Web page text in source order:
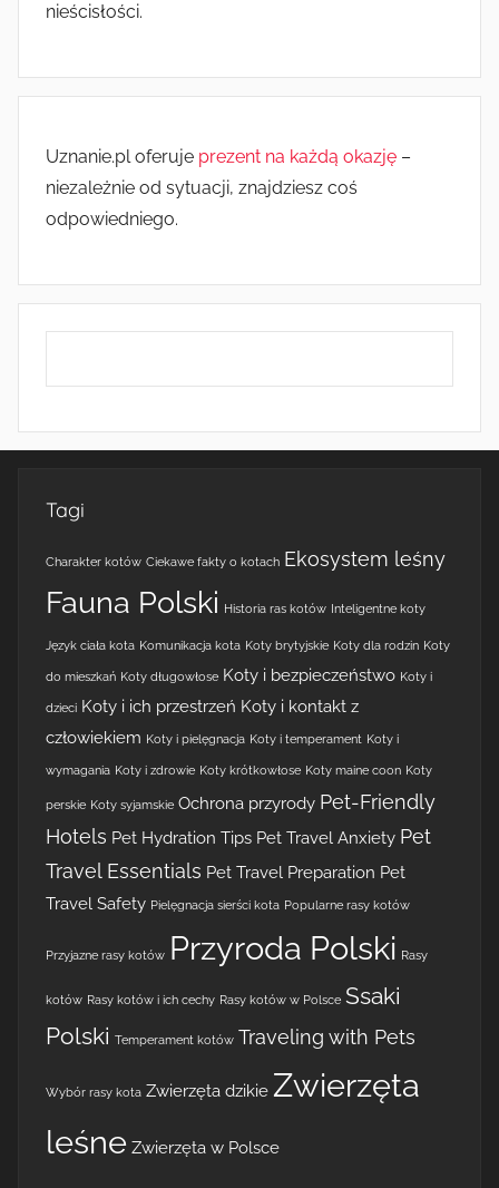
nieścisłości.
Uznanie.pl oferuje prezent na każdą okazję –
niezależnie od sytuacji, znajdziesz coś
odpowiedniego.
Tagi
Charakter kotów Ciekawe fakty o kotach Ekosystem leśny
Fauna Polski Historia ras kotów Inteligentne koty
Język ciała kota Komunikacja kota Koty brytyjskie Koty dla rodzin Koty
do mieszkań Koty długowłose Koty i bezpieczeństwo Koty i
dzieci Koty i ich przestrzeń Koty i kontakt z
człowiekiem Koty i pielęgnacja Koty i temperament Koty i
wymagania Koty i zdrowie Koty krótkowłose Koty maine coon Koty
perskie Koty syjamskie Ochrona przyrody Pet-Friendly
Hotels Pet Hydration Tips Pet Travel Anxiety Pet
Travel Essentials Pet Travel Preparation Pet
Travel Safety Pielęgnacja sierści kota Popularne rasy kotów
Przyjazne rasy kotów Przyroda Polski Rasy
kotów Rasy kotów i ich cechy Rasy kotów w Polsce Ssaki
Polski Temperament kotów Traveling with Pets
Wybór rasy kota Zwierzęta dzikie Zwierzęta
leśne Zwierzęta w Polsce